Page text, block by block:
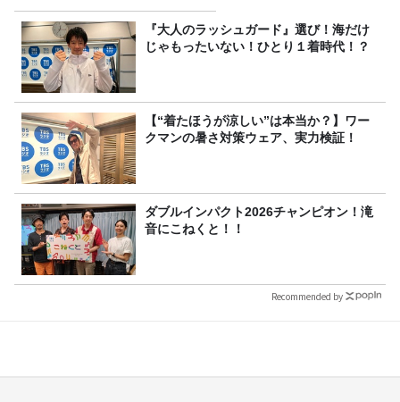
『大人のラッシュガード』選び！海だけ
じゃもったいない！ひとり１着時代！？
【“着たほうが涼しい”は本当か？】ワー
クマンの暑さ対策ウェア、実力検証！
ダブルインパクト2026チャンピオン！滝
音にこねくと！！
Recommended by